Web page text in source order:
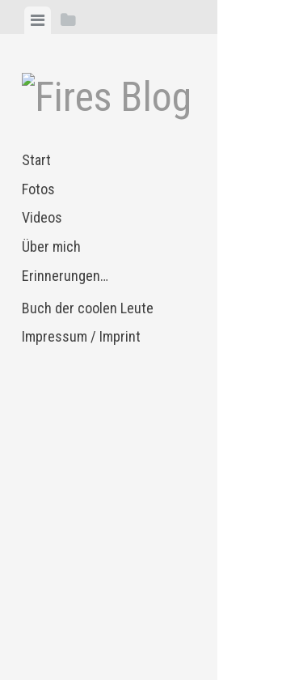
MenüSeitenleiste
Start
Fotos
Videos
Über mich
Erinnerungen…
Buch der coolen Leute
Impressum / Imprint